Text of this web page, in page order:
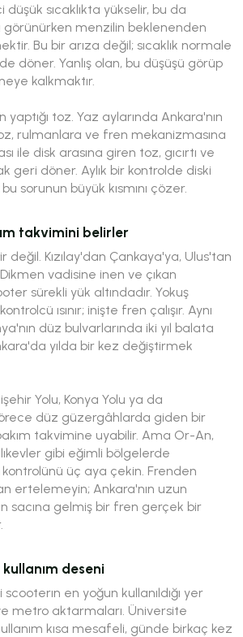
sıcaklıkta yükselir, bu da
menzilin beklenenden
Bu bir arıza değil; sıcaklık normale
döner. Yanlış olan, bu düşüşü görüp
kalkmaktır.
yaptığı toz. Yaz aylarında Ankara'nın
rulmanlara ve fren mekanizmasına
ile disk arasına giren toz, gıcırtı ve
geri döner. Aylık bir kontrolde diski
sorunun büyük kısmını çözer.
takvimini belirler
değil. Kızılay'dan Çankaya'ya, Ulus'tan
vadisine inen ve çıkan
sürekli yük altındadır. Yokuş
ısınır; inişte fren çalışır. Aynı
düz bulvarlarında iki yıl balata
yılda bir kez değiştirmek
Yolu, Konya Yolu ya da
düz güzergâhlarda giden bir
takvimine uyabilir. Ama Or-An,
gibi eğimli bölgelerde
üç aya çekin. Frenden
ertelemeyin; Ankara'nın uzun
sacına gelmiş bir fren gerçek bir
deseni
en yoğun kullanıldığı yer
metro aktarmaları. Üniversite
kısa mesafeli, günde birkaç kez